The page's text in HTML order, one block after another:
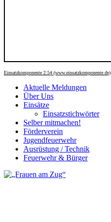
Einsatzkomponente 2.54 (www.einsatzkomponente.de)
Aktuelle Meldungen
Über Uns
Einsätze
Einsatzstichwörter
Selber mitmachen!
Förderverein
Jugendfeuerwehr
Ausrüstung / Technik
Feuerwehr & Bürger